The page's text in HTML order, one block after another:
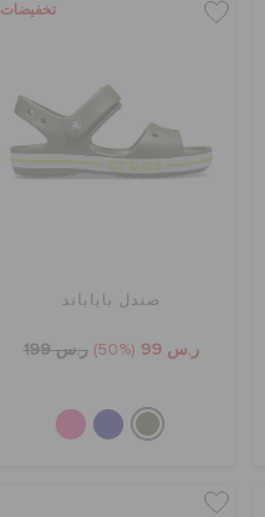
تخفيضات
صندل باياباند
ر.س 99 (50%) ر.س 199